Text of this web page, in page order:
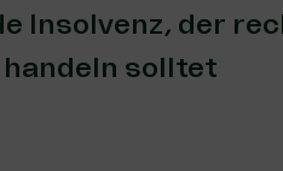
Insolvenz, der
solltet